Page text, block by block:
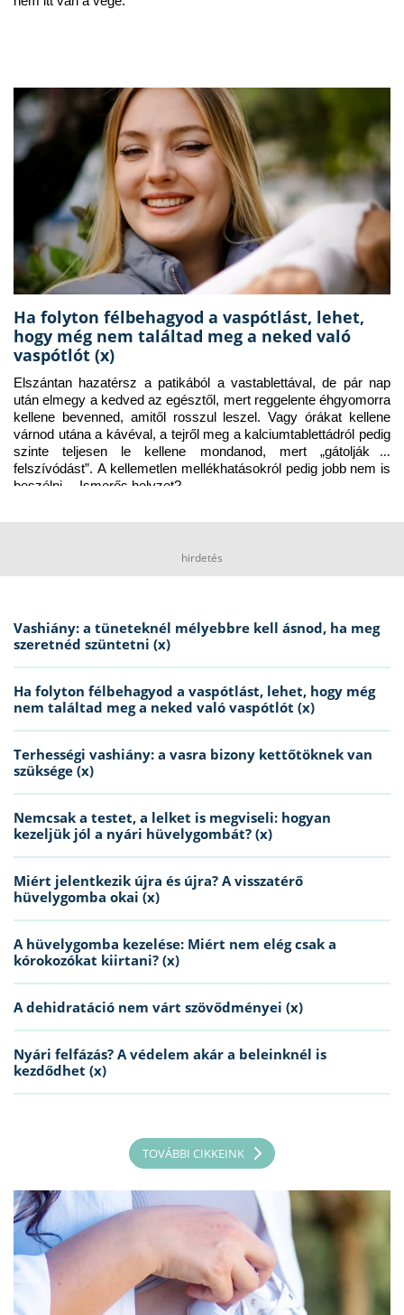
Ha folyton félbehagyod a vaspótlást, lehet,
hogy még nem találtad meg a neked való
vaspótlót (x)
Elszántan hazatérsz a patikából a vastablettával, de pár nap
után elmegy a kedved az egésztől, mert reggelente éhgyomorra
kellene bevenned, amitől rosszul leszel. Vagy órákat kellene
várnod utána a kávéval, a tejről meg a kalciumtablettádról pedig
szinte teljesen le kellene mondanod, mert „gátolják a
felszívódást”. A kellemetlen mellékhatásokról pedig jobb nem is
beszélni… Ismerős helyzet?
hirdetés
Vashiány: a tüneteknél mélyebbre kell ásnod, ha meg
szeretnéd szüntetni (x)
Ha folyton félbehagyod a vaspótlást, lehet, hogy még
nem találtad meg a neked való vaspótlót (x)
Terhességi vashiány: a vasra bizony kettőtöknek van
szüksége (x)
Nemcsak a testet, a lelket is megviseli: hogyan
kezeljük jól a nyári hüvelygombát? (x)
Miért jelentkezik újra és újra? A visszatérő
hüvelygomba okai (x)
A hüvelygomba kezelése: Miért nem elég csak a
kórokozókat kiirtani? (x)
A dehidratáció nem várt szövődményei (x)
Nyári felfázás? A védelem akár a beleinknél is
kezdődhet (x)
TOVÁBBI CIKKEINK